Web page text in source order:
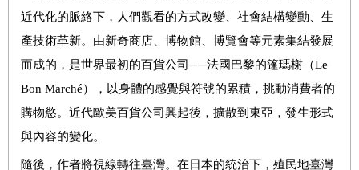
近代化的脈絡下，人們觀看的方式改變、社會結構變動、生
產技術革新。由新奇商店、博物館、博覽會等元素集結發展
而成的，是世界最初的百貨公司──法國巴黎的篷瑪榭（Le
Bon Marché），以身體的感覺與符號的累積，挑動消費者的
購物慾。近代歐美百貨公司興起後，擴散到東亞，發生形式
與內容的變化。
隨後，作者將視線轉往臺灣。在日本的統治下，殖民地臺灣